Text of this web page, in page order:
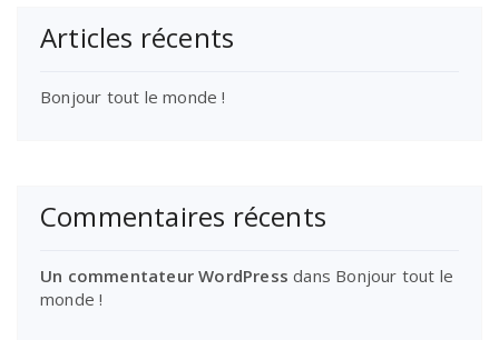
Articles récents
Bonjour tout le monde !
Commentaires récents
Un commentateur WordPress dans Bonjour tout le
monde !